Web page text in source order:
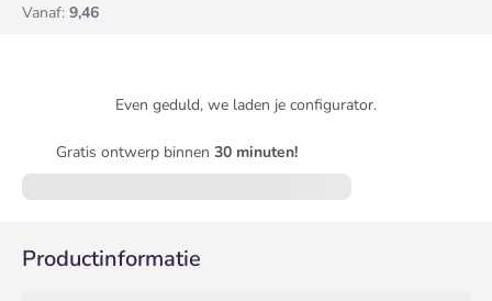
Vanaf: 9,46
Even geduld, we laden je configurator.
Gratis ontwerp binnen 30 minuten!
Productinformatie